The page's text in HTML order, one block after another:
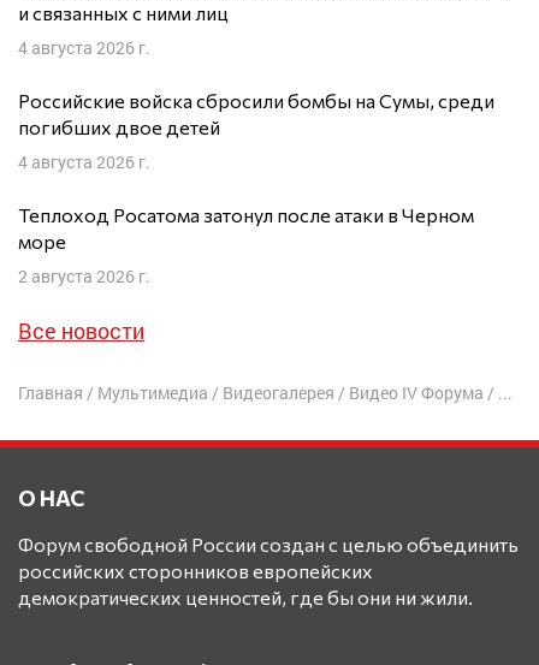
и связанных с ними лиц
4 августа 2026 г.
Российские войска сбросили бомбы на Сумы, среди
погибших двое детей
4 августа 2026 г.
Теплоход Росатома затонул после атаки в Черном
море
2 августа 2026 г.
Все новости
Главная / Мультимедиа / Видеогалерея / Видео IV Форума / 4-й
О НАС
Форум свободной России создан с целью объединить
российских сторонников европейских
демократических ценностей, где бы они ни жили.